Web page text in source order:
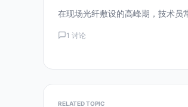
在现场光纤敷设的高峰期，技术员
1 讨论
RELATED TOPIC